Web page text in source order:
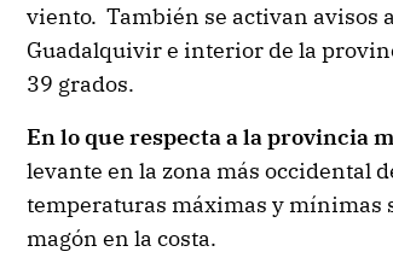
viento. También se activan avisos
Guadalquivir e interior de la
39 grados.
En lo que respecta a la provincia
levante en la zona más occidental
temperaturas máximas y mínimas
magón en la costa.